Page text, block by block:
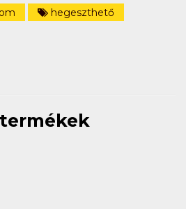
hegeszthető